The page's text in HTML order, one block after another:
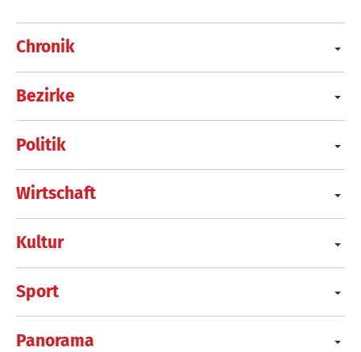
Chronik
Bezirke
Politik
Wirtschaft
Kultur
Sport
Panorama